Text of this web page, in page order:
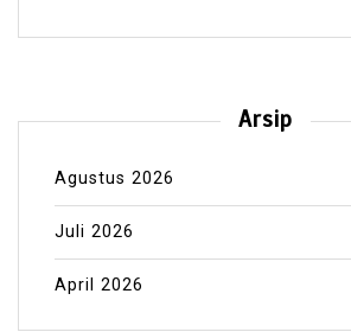
Arsip
Agustus 2026
Juli 2026
April 2026